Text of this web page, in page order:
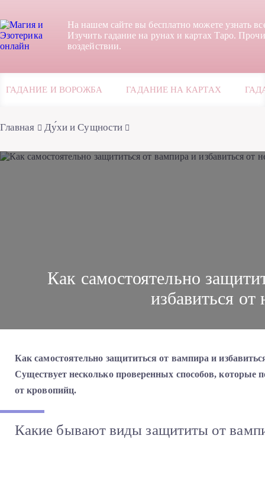
На нашем сайте вы бесплатно можете узнать
Изучить гадание на рунах и картах Таро.
воздействии.
ГАДАНИЕ И ВОРОЖБА ГАДАНИЕ НА КАРТАХ
Главная Ду́хи и Сущности
Как самостоятельно
избавиться от
Как самостоятельно защититься от вампира и
Существует несколько проверенных способов, которые
от кровопийц.
Какие бывают виды защититы от